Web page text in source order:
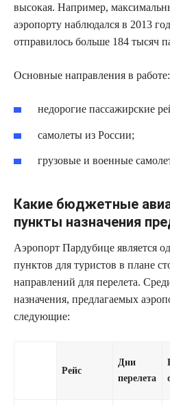
высокая. Например,
аэропорту наблюдался в 2013
отправилось больше 184 тысяч
Основные направления в работе:
недорогие пассажирские
самолеты из России;
грузовые и военные
Какие бюджетные
пункты назначения
Аэропорт Пардубице является
пунктов для туристов в плане
направлений для перелета.
назначения, предлагаемых
следующие:
Рейс
Дни
перелета